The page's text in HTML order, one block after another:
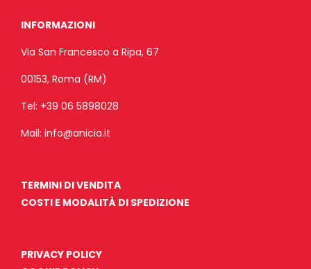
INFORMAZIONI
Via San Francesco a Ripa, 67
00153, Roma (RM)
Tel: +39 06 5898028
Mail: info@anicia.it
TERMINI DI VENDITA
COSTI E MODALITÀ DI SPEDIZIONE
PRIVACY POLICY